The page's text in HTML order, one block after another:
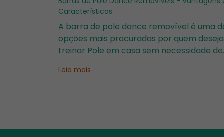
Características
A barra de pole dance removível é uma
opções mais procuradas por quem deseja
treinar Pole em casa sem necessidade de
é instalada totalmente na pressão!
Leia mais